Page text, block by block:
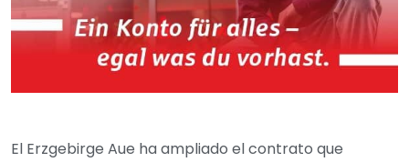
El Erzgebirge Aue ha ampliado el contrato que